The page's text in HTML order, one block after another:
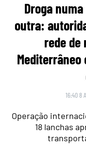
Droga
outra:
rede de
16:40 8
Operação
18 lanchas